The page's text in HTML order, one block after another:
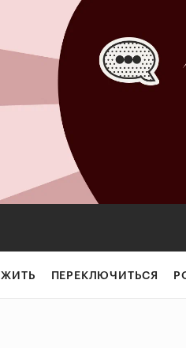
ЖИТЬ ПЕРЕКЛЮЧИТЬСЯ